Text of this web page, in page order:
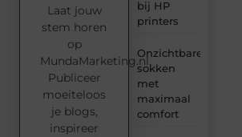
bij HP
printers
Onzichtbare
sokken
met
maximaal
comfort
Laat jouw
stem horen
op
MundaMarketing.nl.
Publiceer
moeiteloos
je blogs,
inspireer